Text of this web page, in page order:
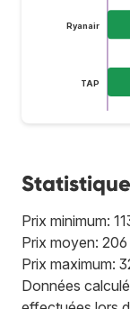
Ryanair
TAP
Prix minimum:
Prix moyen:
Prix maximum:
Données